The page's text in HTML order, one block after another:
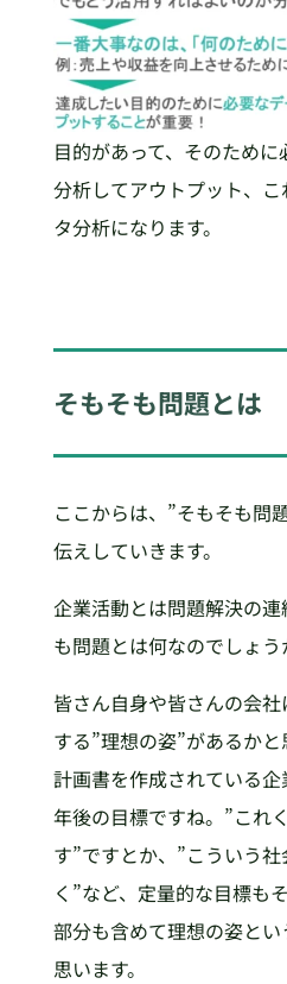
目的があって、そのため
分析してアウトプット、
タ分析になります。
そもそも問題とは
ここからは、”そもそも問
伝えしていきます。
企業活動とは問題解決の
も問題とは何なのでしょう
皆さん自身や皆さんの会
する”理想の姿”があるか
計画書を作成されている
年後の目標ですね。”これ
す”ですとか、”こういう
く”など、定量的な目標も
部分も含めて理想の姿と
思います。